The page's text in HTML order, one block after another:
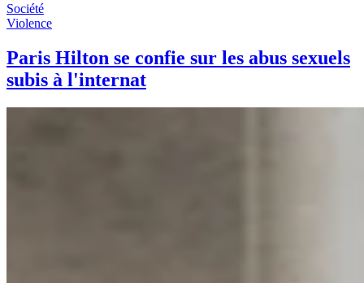
Société
Violence
Paris Hilton se confie sur les abus sexuels
subis à l'internat